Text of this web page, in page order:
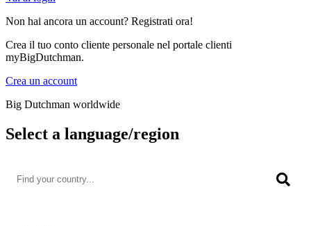
Non hai ancora un account? Registrati ora!
Crea il tuo conto cliente personale nel portale clienti
myBigDutchman.
Crea un account
Big Dutchman worldwide
Select a language/region